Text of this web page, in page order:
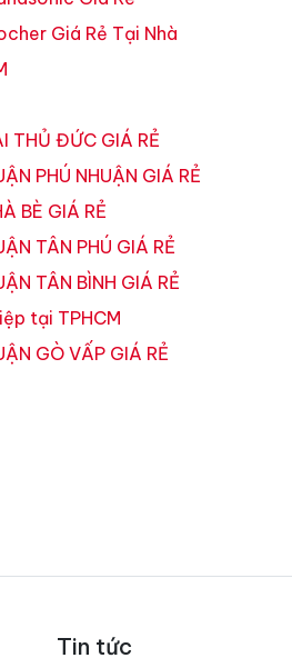
Giá Rẻ Tại Nhà
THỦ ĐỨC GIÁ RẺ
PHÚ NHUẬN GIÁ RẺ
BÈ GIÁ RẺ
TÂN PHÚ GIÁ RẺ
TÂN BÌNH GIÁ RẺ
tại TPHCM
GÒ VẤP GIÁ RẺ
Tin tức